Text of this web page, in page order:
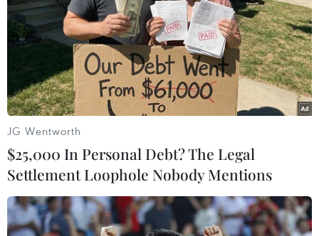
chứng kiến cô đăng quang, sau đó đồng hành
cùng cô trong những dự án thiện nguyện. Ngay
cả khoảnh khắc đặc biệt nhất, màn “final walk”
của Hoa hậu Mai Phương trong đêm Chung kết
Miss World Vietnam 2023 vừa qua cũng có sự
chứng kiến của Karolina.
JG Wentworth
$25,000 In Personal Debt? The Legal
Settlement Loophole Nobody Mentions